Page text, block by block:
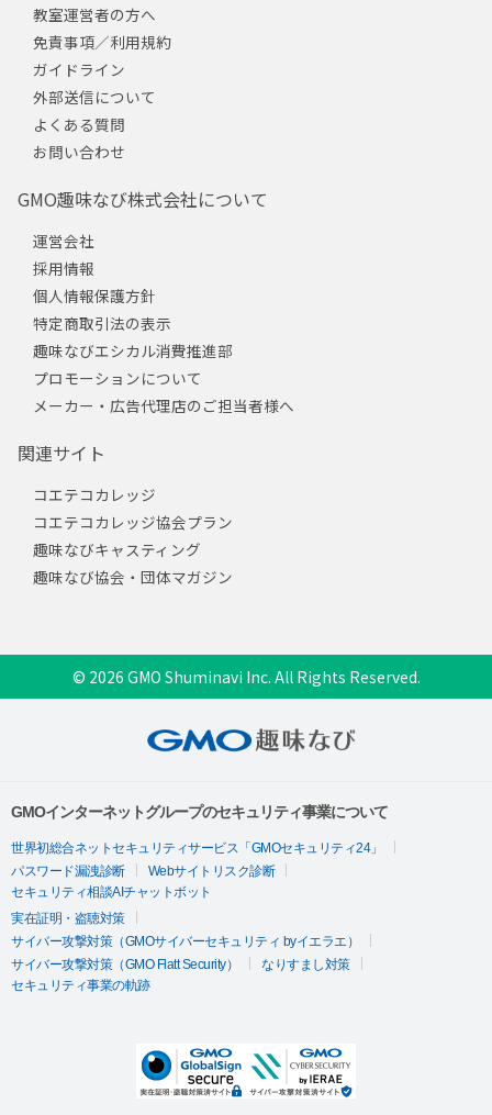
教室運営者の方へ
免責事項／利用規約
ガイドライン
外部送信について
よくある質問
お問い合わせ
GMO趣味なび株式会社について
運営会社
採用情報
個人情報保護方針
特定商取引法の表示
趣味なびエシカル消費推進部
プロモーションについて
メーカー・広告代理店のご担当者様へ
関連サイト
コエテコカレッジ
コエテコカレッジ協会プラン
趣味なびキャスティング
趣味なび協会・団体マガジン
© 2026 GMO Shuminavi Inc. All Rights Reserved.